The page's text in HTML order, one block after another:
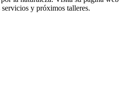
servicios y próximos talleres.